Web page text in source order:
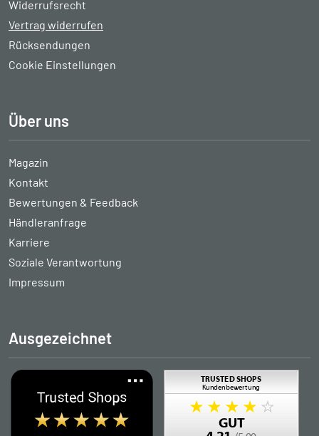
Widerrufsrecht
Vertrag widerrufen
Rücksendungen
Cookie Einstellungen
Über uns
Magazin
Kontakt
Bewertungen & Feedback
Händleranfrage
Karriere
Soziale Verantwortung
Impressum
Ausgezeichnet